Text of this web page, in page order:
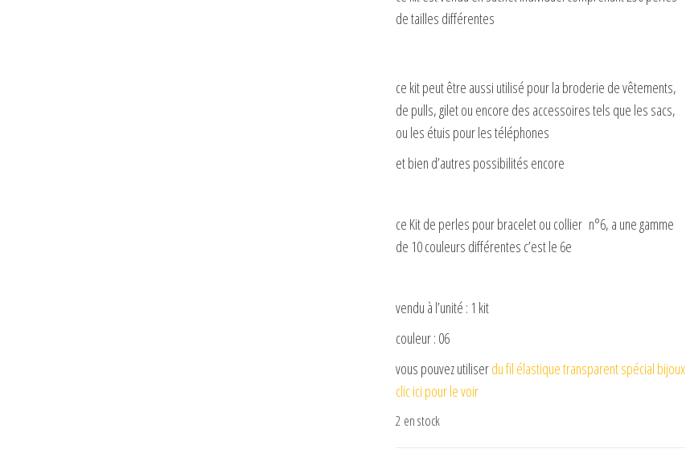
de tailles différentes
ce kit peut être aussi utilisé pour la broderie de vêtements,
de pulls, gilet ou encore des accessoires tels que les sacs,
ou les étuis pour les téléphones
et bien d’autres possibilités encore
ce Kit de perles pour bracelet ou collier n°6, a une gamme
de 10 couleurs différentes c’est le 6e
vendu à l’unité : 1 kit
couleur : 06
vous pouvez utiliserdu fil élastique transparent spécial bijoux
clic ici pour le voir
2 en stock